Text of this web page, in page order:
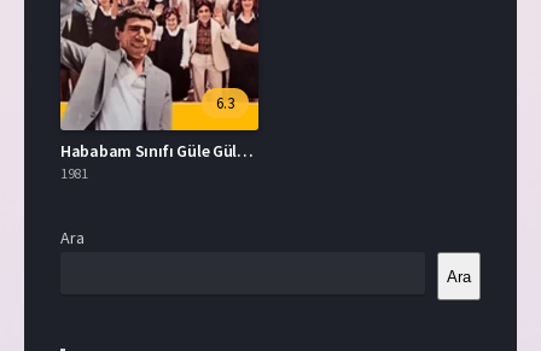
6.3
Hababam Sınıfı Güle Güle Full HD İzle
1981
Ara
Ara